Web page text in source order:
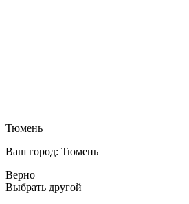
Тюмень
Ваш город: Тюмень
Верно
Выбрать другой